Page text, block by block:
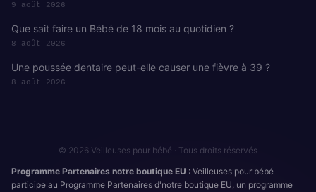
9 août 2026
Que sait faire un Bébé de 18 mois au quotidien ?
8 août 2026
Une poussée dentaire peut-elle causer une fièvre à 39 ?
8 août 2026
© 2026 Veilleuses pour bébé · Tous droits réservés
Programme Partenaires notre boutique EU : Veilleuses pour bébé
participe au Programme Partenaires d'notre boutique EU, un programme